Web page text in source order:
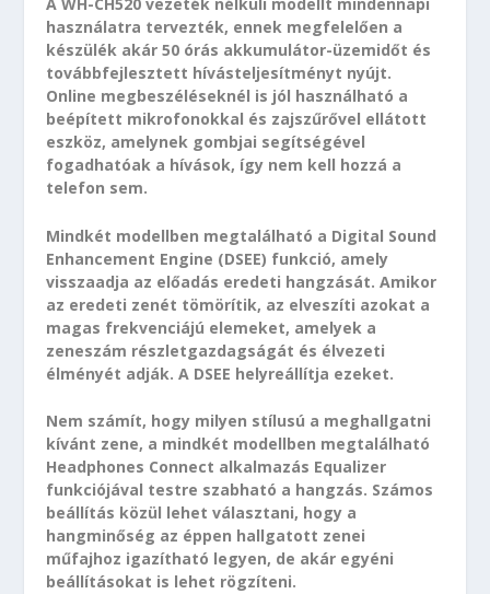
A WH-CH520 vezeték nélküli modellt mindennapi
használatra tervezték, ennek megfelelően a
készülék akár 50 órás akkumulátor-üzemidőt és
továbbfejlesztett hívásteljesítményt nyújt.
Online megbeszéléseknél is jól használható a
beépített mikrofonokkal és zajszűrővel ellátott
eszköz, amelynek gombjai segítségével
fogadhatóak a hívások, így nem kell hozzá a
telefon sem.
Mindkét modellben megtalálható a Digital Sound
Enhancement Engine (DSEE) funkció, amely
visszaadja az előadás eredeti hangzását. Amikor
az eredeti zenét tömörítik, az elveszíti azokat a
magas frekvenciájú elemeket, amelyek a
zeneszám részletgazdagságát és élvezeti
élményét adják. A DSEE helyreállítja ezeket.
Nem számít, hogy milyen stílusú a meghallgatni
kívánt zene, a mindkét modellben megtalálható
Headphones Connect alkalmazás Equalizer
funkciójával testre szabható a hangzás. Számos
beállítás közül lehet választani, hogy a
hangminőség az éppen hallgatott zenei
műfajhoz igazítható legyen, de akár egyéni
beállításokat is lehet rögzíteni.